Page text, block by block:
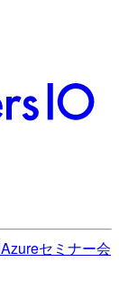
Azureセミナー会